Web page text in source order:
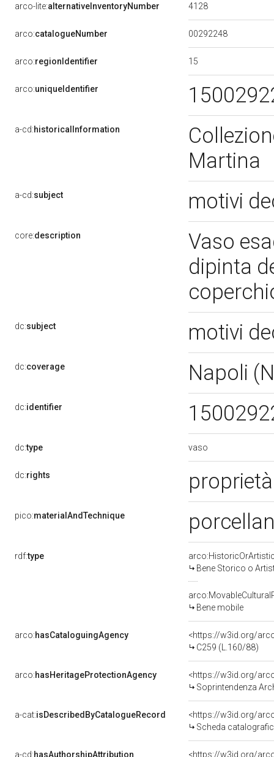
arco-lite:alternativeInventoryNumber 4128
arco:catalogueNumber 00292248
arco:regionIdentifier 15
arco:uniqueIdentifier
a-cd:historicalInformation
Martina
a-cd:subject motivi
core:description
Vaso
dipinta
dc:subject motivi
dc:coverage Napoli
dc:identifier
dc:type vaso
dc:rights
pico:materialAndTechnique
rdf:type
Bene Storico o
Bene mobile
arco:hasCataloguingAgency
<https://w3id.org/
C259 (L.160/88)
arco:hasHeritageProtectionAgency
<https://w3id.org/
Soprintendenza
a-cat:isDescribedByCatalogueRecord
<https://w3id.org/
Scheda
a-cd:hasAuthorshipAttribution
<https://w3id.org/